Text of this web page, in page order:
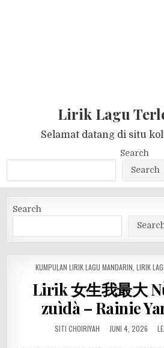
Lirik Lagu
Selamat datang di situ
Search
Search
Search
POSTED
KUMPULAN LIRIK LAGU MANDARIN LIRIK
Lirik 女生我最大
zuìdà – Rainie
SITI CHOIRIYAH JUNI 4, 2026